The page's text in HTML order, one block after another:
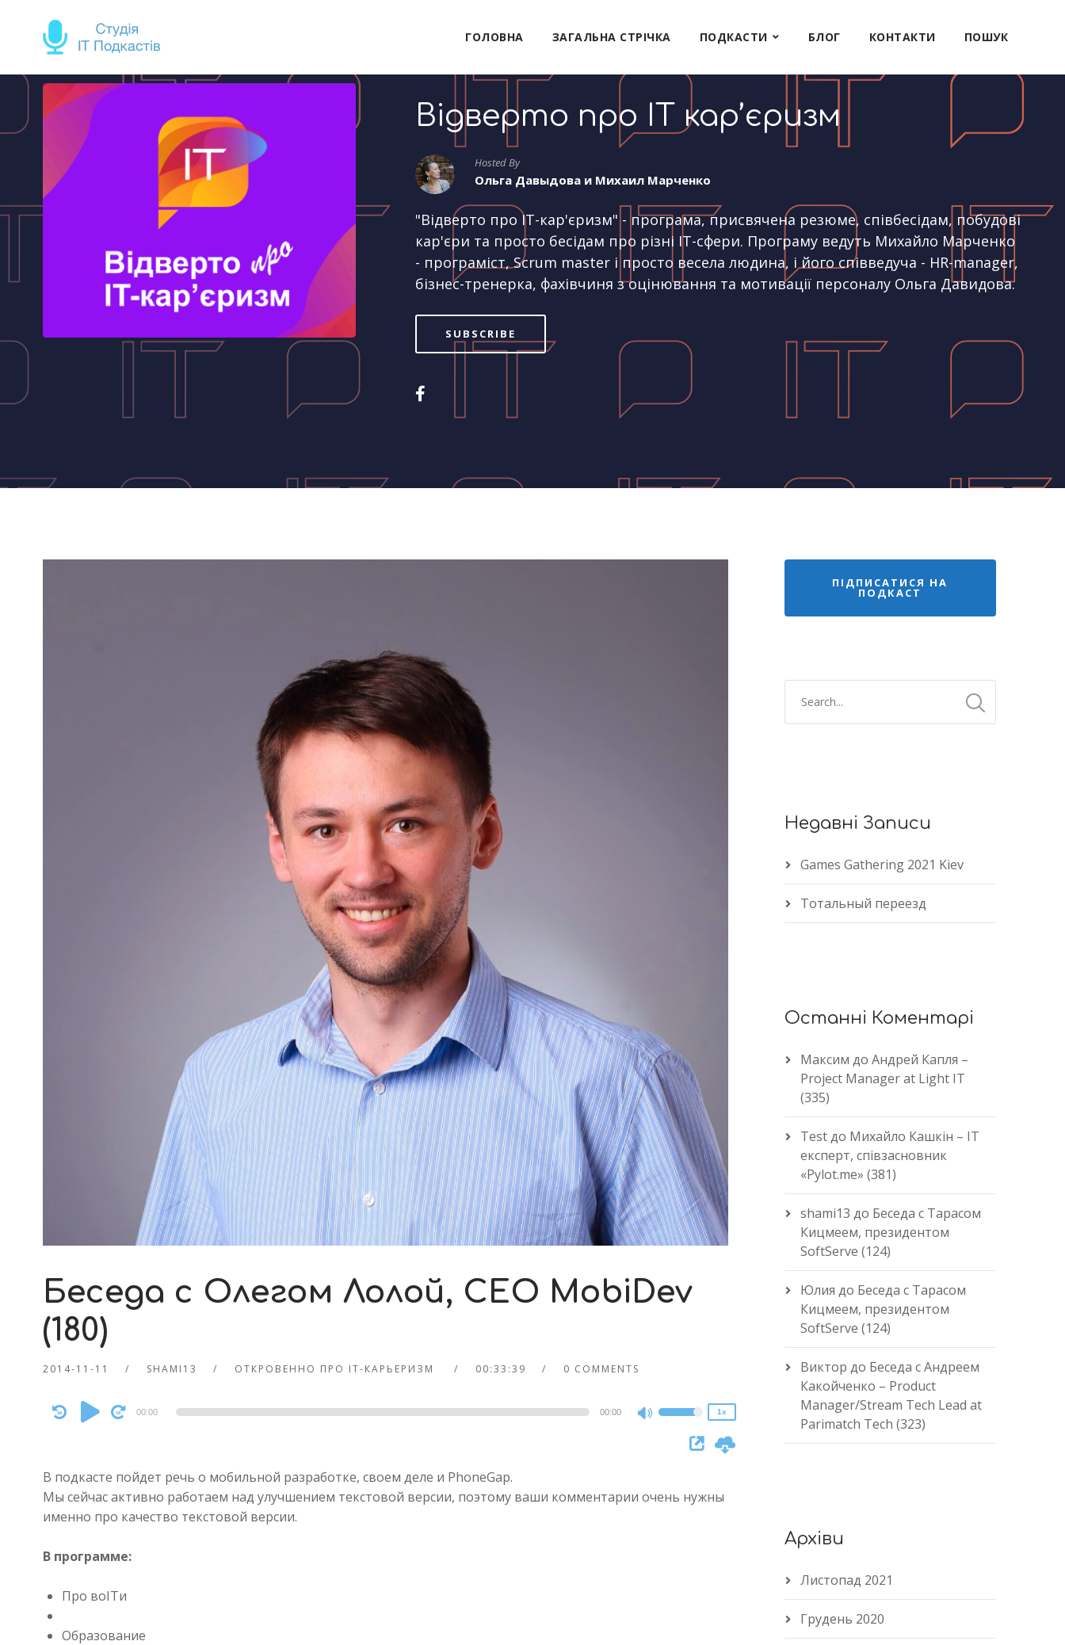
ГОЛОВНА ЗАГАЛЬНА СТРІЧКА ПОДКАСТИ БЛОГ КОНТАКТИ ПОШУК
Відверто про IT кар’єризм
Hosted By
Ольга Давыдова и Михаил Марченко
"Відверто про IT-кар'єризм" - програма, присвячена резюме, співбесідам, побудові
кар'єри та просто бесідам про різні IT-сфери. Програму ведуть Михайло Марченко
- програміст, Scrum master і просто весела людина, і його співведуча - HR-manager,
бізнес-тренерка, фахівчиня з оцінювання та мотивації персоналу Ольга Давидова.
SUBSCRIBE
Беседа с Олегом Лолой, CEO MobiDev
(180)
2014-11-11 SHAMI13 ОТКРОВЕННО ПРО IT-КАРЬЕРИЗМ 00:33:39 0 COMMENTS
Audio
Player
00:00 00:00
Use
Up/Down
to
1x
В подкасте пойдет речь о мобильной разработке, своем деле и PhoneGap.
Мы сейчас активно работаем над улучшением текстовой версии, поэтому ваши комментарии очень нужны
именно про качество текстовой версии.
В программе:
Про воITи
Образование
ПІДПИСАТИСЯ НА
ПОДКАСТ
Недавні Записи
Games Gathering 2021 Kiev
Тотальный переезд
Останні Коментарі
Максим до Андрей Капля –
Project Manager at Light IT
(335)
Testдо Михайло Кашкін – IT
експерт, співзасновник
«Pylot.me» (381)
shami13 до Беседа с Тарасом
Кицмеем, президентом
SoftServe (124)
Юлия до Беседа с Тарасом
Кицмеем, президентом
SoftServe (124)
Виктор до Беседа с Андреем
Какойченко – Product
Manager/Stream Tech Lead at
Parimatch Tech (323)
Архіви
Листопад 2021
Грудень 2020